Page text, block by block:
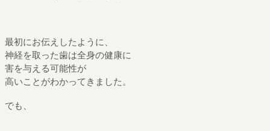
最初にお伝えしたように、
神経を取った歯は全身の健康に
害を与える可能性が
高いことがわかってきました。
でも、